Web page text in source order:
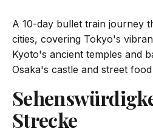
A 10-day bullet train journey
cities, covering Tokyo's
Kyoto's ancient temples and
Osaka's castle and street
Strecke